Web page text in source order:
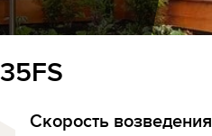
Скорость возведения